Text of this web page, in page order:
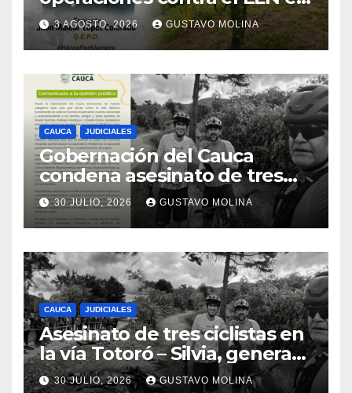
el sur del Cauca
3 AGOSTO, 2026 GUSTAVO MOLINA
CAUCA JUDICIALES
Gobernación del Cauca
condena asesinato de tres
ciudadanos y exige medidas
urgentes al Gobierno
Nacional
30 JULIO, 2026 GUSTAVO MOLINA
CAUCA JUDICIALES
Asesinato de tres ciclistas en
la vía Totoró – Silvia, genera
consternación en el Cauca
30 JULIO, 2026 GUSTAVO MOLINA